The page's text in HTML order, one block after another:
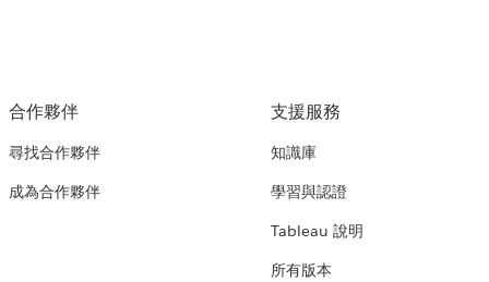
合作夥伴
尋找合作夥伴
成為合作夥伴
支援服務
知識庫
學習與認證
Tableau 說明
所有版本